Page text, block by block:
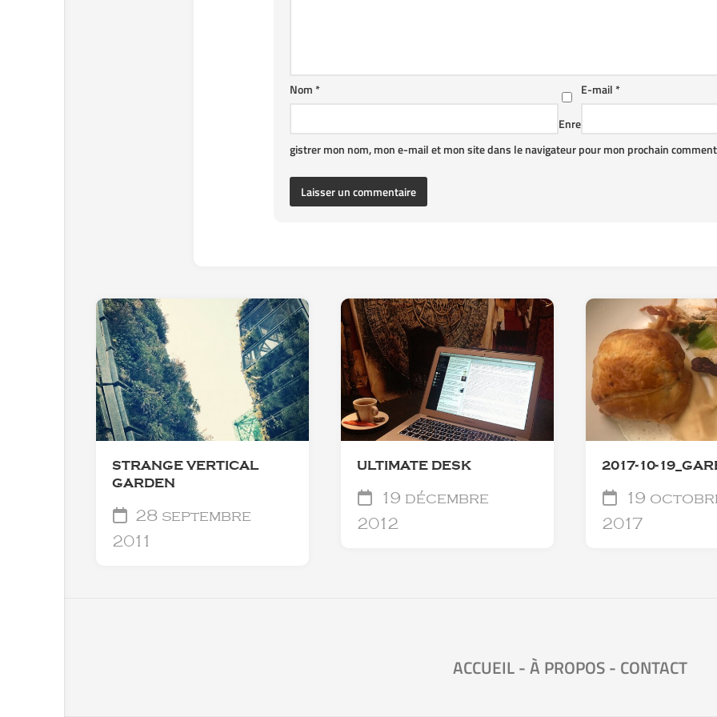
E-mail*
Nom*
Enre
gistrer mon nom, mon e-mail et mon site dans le navigateur pour mon prochain
STRANGE VERTICAL
GARDEN
28 septembre
2011
ULTIMATE DESK
19 décembre
2012
2017-10-
19
2017
ACCUEIL-À PROPOS- CONTACT